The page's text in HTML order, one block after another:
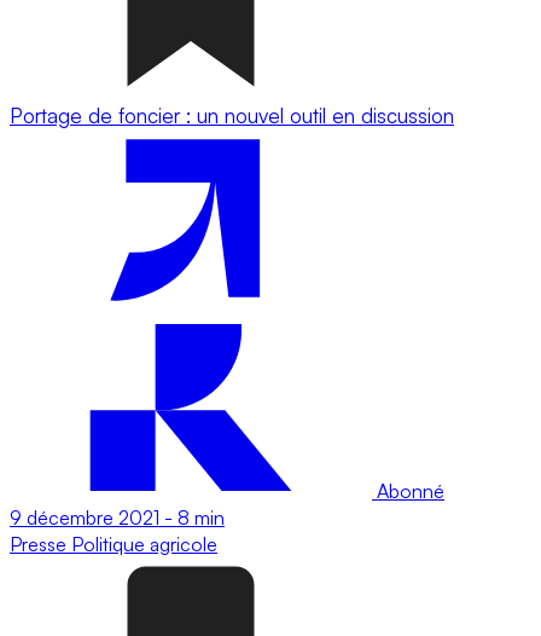
Portage de foncier : un nouvel outil en discussion
Abonné
9 décembre 2021 - 8 min
Presse Politique agricole